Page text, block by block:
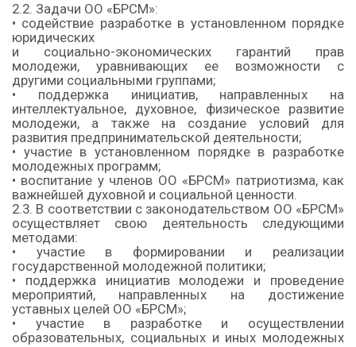
2.2. Задачи ОО «БРСМ»:
• содействие разработке в установленном порядке
юридических
и социально-экономических гарантий прав
молодежи, уравнивающих ее возможности с
другими социальными группами;
• поддержка инициатив, направленных на
интеллектуальное, духовное, физическое развитие
молодежи, а также на создание условий для
развития предпринимательской деятельности;
• участие в установленном порядке в разработке
молодежных программ;
• воспитание у членов ОО «БРСМ» патриотизма, как
важнейшей духовной и социальной ценности.
2.3. В соответствии с законодательством ОО «БРСМ»
осуществляет свою деятельность следующими
методами:
• участие в формировании и реализации
государственной молодежной политики;
• поддержка инициатив молодежи и проведение
мероприятий, направленных на достижение
уставных целей ОО «БРСМ»;
• участие в разработке и осуществлении
образовательных, социальных и иных молодежных